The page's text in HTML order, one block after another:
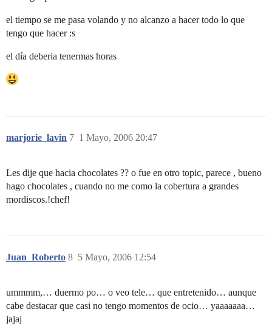
el tiempo se me pasa volando y no alcanzo a hacer todo lo que
tengo que hacer :s
el día deberia tenermas horas
marjorie_lavin 1 Mayo, 2006 20:47
7
Les dije que hacia chocolates ?? o fue en otro topic, parece , bueno
hago chocolates , cuando no me como la cobertura a grandes
mordiscos.!chef!
Juan_Roberto 5 Mayo, 2006 12:54
8
ummmm,… duermo po… o veo tele… que entretenido… aunque
cabe destacar que casi no tengo momentos de ocio… yaaaaaaa…
jajaj